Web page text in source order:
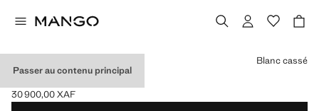
Passer au contenu principal
JEAN REGULAR-FIT
Prix actuel [30 900,00 XAF ]
30 900,00 XAF
Choisissez une couleur
Blanc cassé